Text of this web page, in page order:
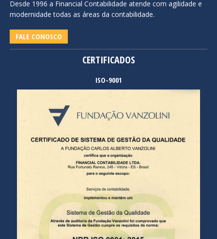
Desde 1996 a Financial Contabilidade atende com agilidade e
modernidade todas as áreas da contabilidade.
FALE CONOSCO
CERTIFICADOS
ISO-9001